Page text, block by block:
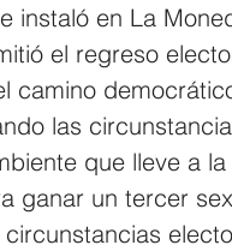
instaló en La
el regreso
camino
las
que lleve a
ganar un tercer